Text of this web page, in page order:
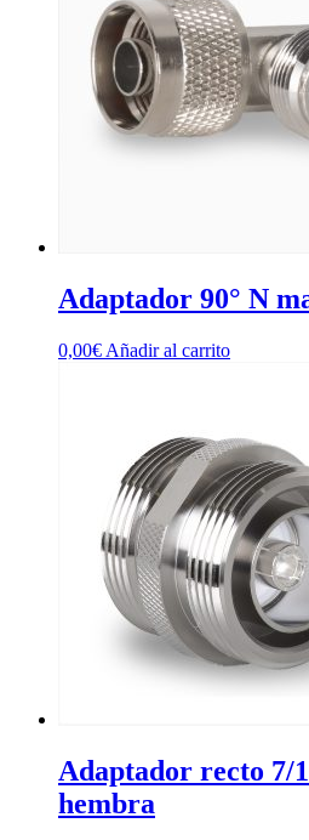
Adaptador 90° N
0,00€ Añadir al carrito
Adaptador recto 7/
hembra